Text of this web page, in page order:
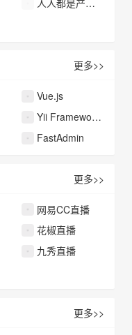
人人都是产品经理
更多>>
Vue.js
Yii Framework 中文网
FastAdmin
更多>>
网易CC直播
花椒直播
九秀直播
更多>>